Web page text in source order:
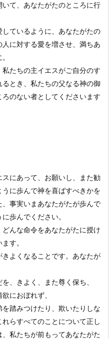
て、あなたがたのところに行
ているように、あなたがたの
に対する愛を増させ、満ちあ
たちの主イエスがご自分のす
とき、私たちの父なる神の御
のない者としてくださいます
にあって、お願いし、また勧
に歩んで神を喜ばすべきかを
事実いまあなたがたが歩んで
歩んでください。
んな命令をあなたがたに授け
す。
よくなることです。あなたが
、きよく、また尊く保ち、
におぼれず、
踏みつけたり、欺いたりしな
らすべてのことについて正し
私たちが前もってあなたがた